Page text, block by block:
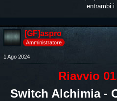
entrambi i
[GF]aspro
Amministratore
1 Ago 2024
Riavvio
Switch Alchimia -